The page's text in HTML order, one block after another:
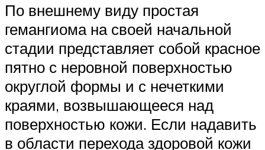
По внешнему виду простая
гемангиома на своей начальной
стадии представляет собой красное
пятно с неровной поверхностью
округлой формы и с нечеткими
краями, возвышающееся над
поверхностью кожи. Если надавить
в области перехода здоровой кожи